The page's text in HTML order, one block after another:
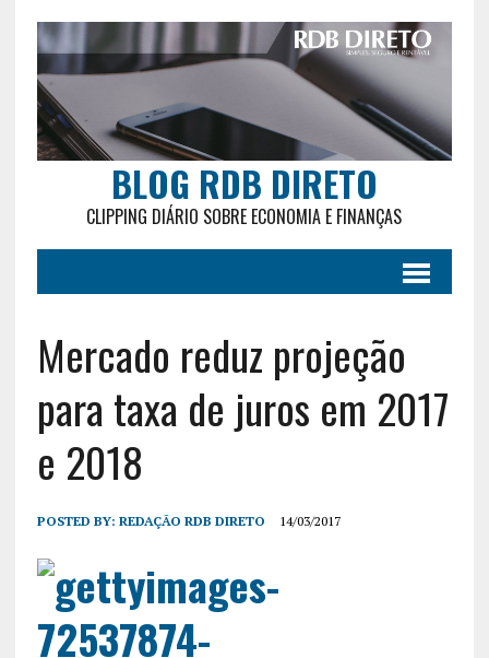
BLOG RDB DIRETO
CLIPPING DIÁRIO SOBRE ECONOMIA E FINANÇAS
Mercado reduz projeção
para taxa de juros em 2017
e 2018
POSTED BY: REDAÇÃO RDB DIRETO 14/03/2017